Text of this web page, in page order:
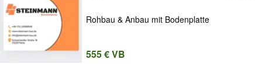
Rohbau & Anbau mit Bodenplatte
555 € VB